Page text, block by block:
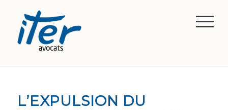
L’EXPULSION DU